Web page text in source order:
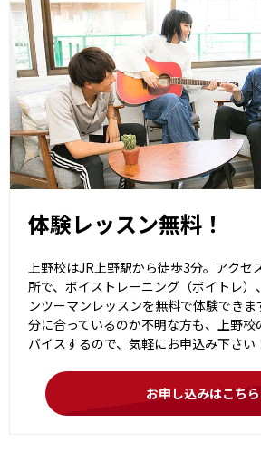
体験レッスン無料！
上野校はJR上野駅から徒歩3分。アクセ
所で、ボイストレーニング（ボイトレ）
ンツーマンレッスンを無料で体験でき
分に合っているのか不明な方も、上野校
バイスするので、気軽にお申込み下さい
お申し込みはこちら